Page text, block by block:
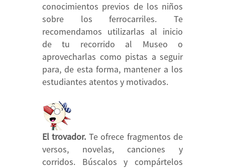
conocimientos previos de los niños
sobre los ferrocarriles. Te
recomendamos utilizarlas al inicio
de tu recorrido al Museo o
aprovecharlas como pistas a seguir
para, de esta forma, mantener a los
estudiantes atentos y motivados.
El trovador. Te ofrece fragmentos de
versos, novelas, canciones y
corridos. Búscalos y compártelos